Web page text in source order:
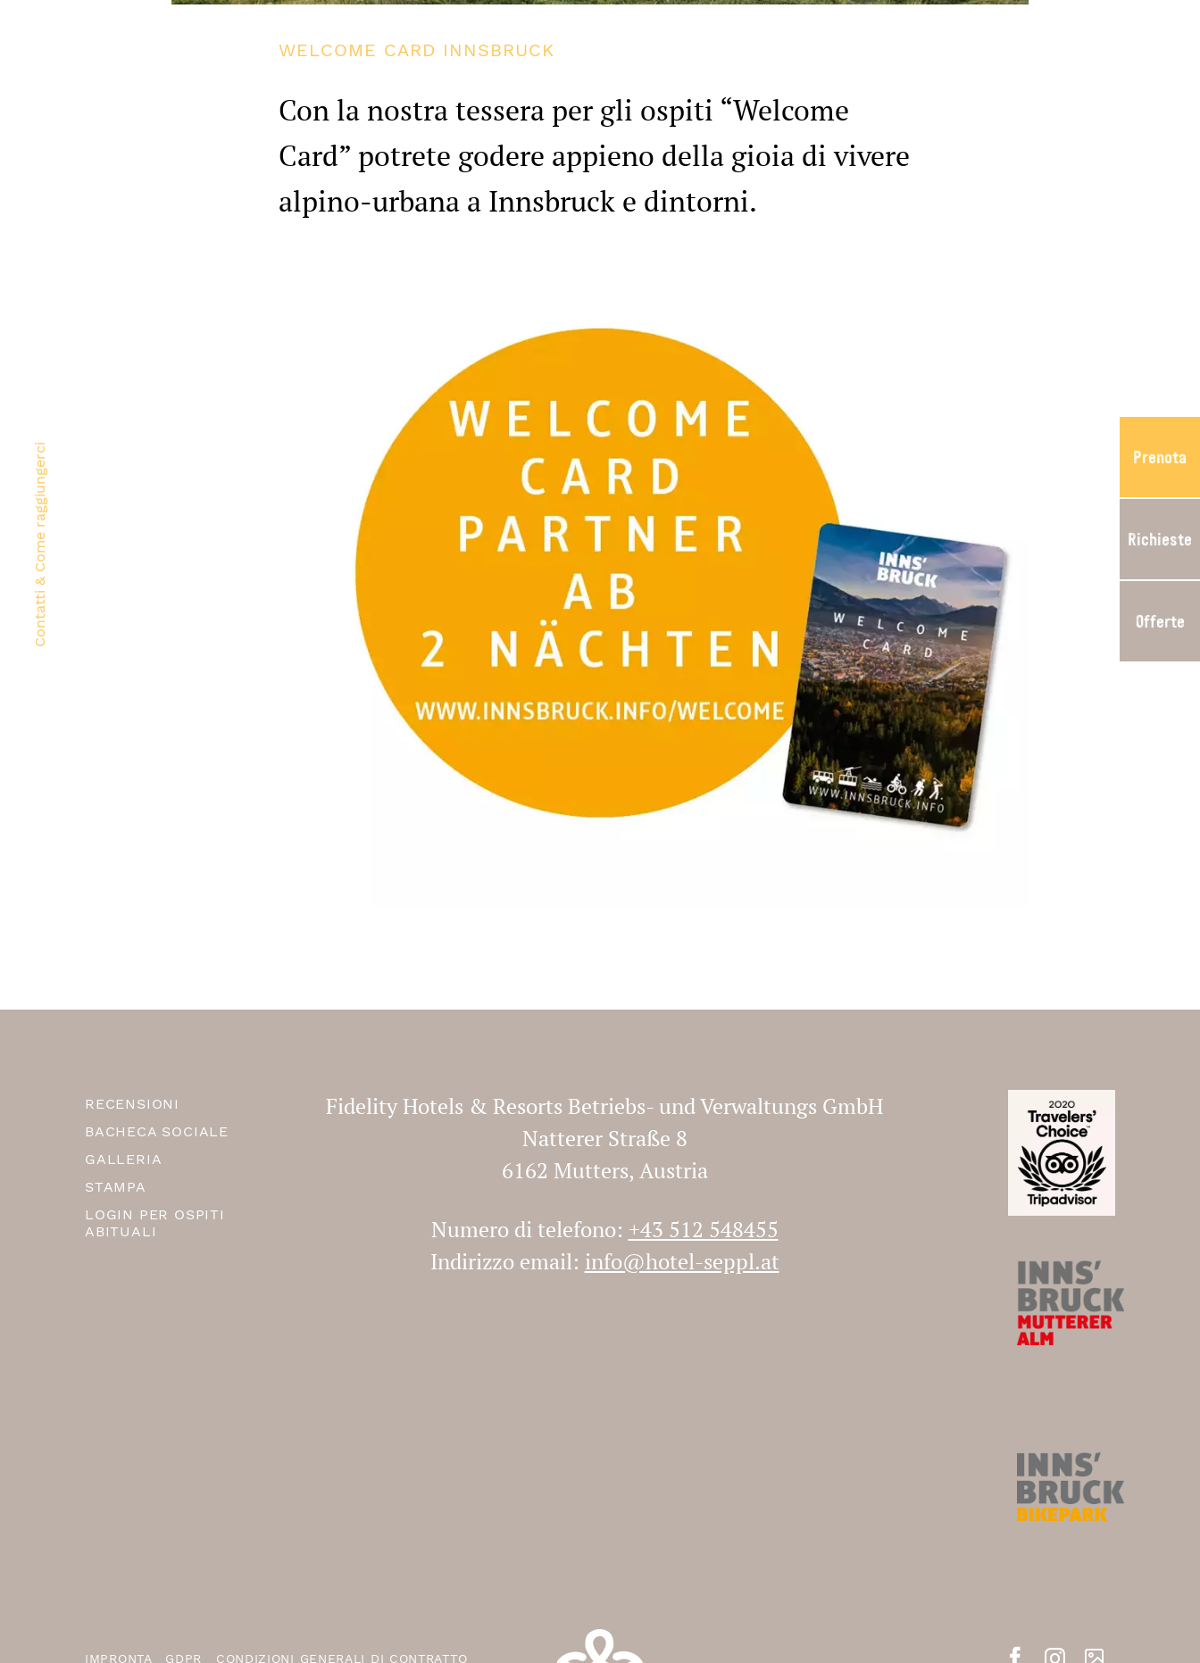
ROMANTICISMO A
SEPPL 2 NOTTI
2 notti
10.01.2023 - 19.12.2024
a partire da € 235,37
Se avete domande, siamo sempre
Prenota ora
Contatti & Come raggiungerci Prenota
Richieste
Offerte
WELCOME CARD INNSBRUCK
Con la nostra tessera per gli ospiti “Welcome
Card” potrete godere appieno della gioia di vivere
alpino-urbana a Innsbruck e dintorni.
RECENSIONI
BACHECA SOCIALE
GALLERIA
STAMPA
LOGIN PER OSPITI
ABITUALI
Fidelity Hotels & Resorts Betriebs- und Verwaltungs GmbH
Natterer Straße 8
6162 Mutters, Austria
Numero di telefono: +43 512 548455
Indirizzo email: info@hotel-seppl.at
IMPRONTA GDPR CONDIZIONI GENERALI DI CONTRATTO